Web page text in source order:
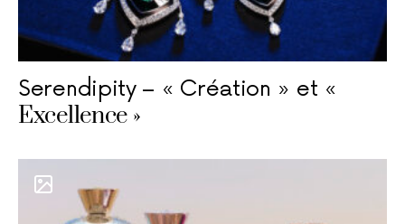
Serendipity – « Création » et «
Excellence »